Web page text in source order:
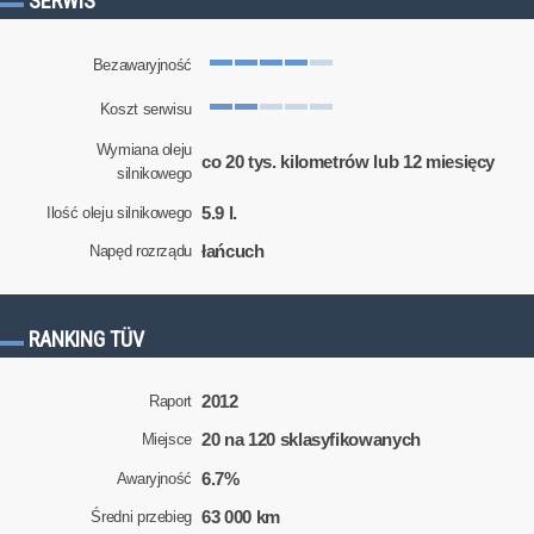
Bezawaryjność
Koszt serwisu
Wymiana oleju
silnikowego
co 20 tys. kilometrów lub 12 miesięcy
Ilość oleju silnikowego 5.9 l.
Napęd rozrządu łańcuch
RANKING TÜV
Raport 2012
Miejsce 20 na 120 sklasyfikowanych
Awaryjność 6.7%
Średni przebieg 63 000 km